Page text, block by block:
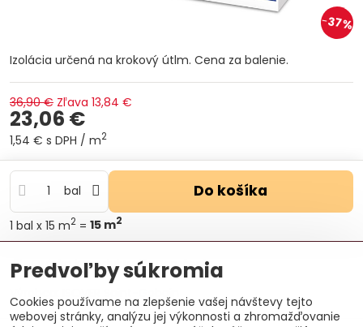
37%
Izolácia určená na krokový útlm. Cena za balenie.
36,90 € Zľava 13,84 €
23,06 €
1,54 € s DPH / m2
bal Do košíka
1 bal x 15 m2 = 15 m2
Otázka k produktu
Doručenia
Výrobca:
ISOVER Saint-Gobain
Predvoľby súkromia
Cookies používame na zlepšenie vašej návštevy tejto
webovej stránky, analýzu jej výkonnosti a zhromažďovanie